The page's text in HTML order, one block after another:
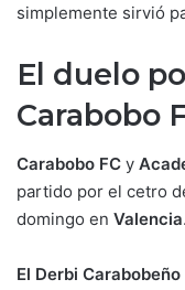
simplemente sirvió
El duelo
Carabobo
Carabobo FC y
partido por el cetro
domingo en Valencia.
El Derbi Carabobeño